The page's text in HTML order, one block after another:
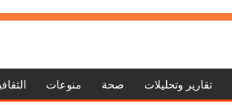
تقارير وتحليلات صحة منوعات